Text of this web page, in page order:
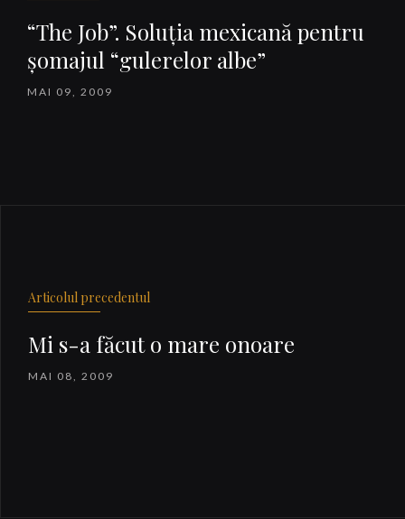
“The Job”. Soluţia mexicană pentru
şomajul “gulerelor albe”
MAI 09, 2009
Articolul precedentul
Mi s-a făcut o mare onoare
MAI 08, 2009